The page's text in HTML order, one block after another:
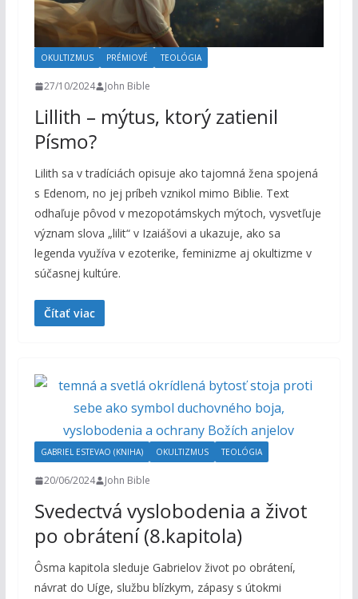
OKULTIZMUS PRÉMIOVÉ TEOLÓGIA
27/10/2024 John Bible
Lillith – mýtus, ktorý zatienil
Písmo?
Lilith sa v tradíciách opisuje ako tajomná žena spojená
s Edenom, no jej príbeh vznikol mimo Biblie. Text
odhaľuje pôvod v mezopotámskych mýtoch, vysvetľuje
význam slova „lilit“ v Izaiášovi a ukazuje, ako sa
legenda využíva v ezoterike, feminizme aj okultizme v
súčasnej kultúre.
Čítať viac
GABRIEL ESTEVAO (KNIHA) OKULTIZMUS TEOLÓGIA
20/06/2024 John Bible
Svedectvá vyslobodenia a život
po obrátení (8.kapitola)
Ôsma kapitola sleduje Gabrielov život po obrátení,
návrat do Uíge, službu blízkym, zápasy s útokmi